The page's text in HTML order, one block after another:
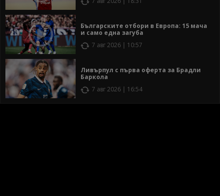
Българските отбори в Европа: 15 мача
и само една загуба
7 авг 2026 | 10:57
Ливърпул с първа оферта за Брадли
Баркола
7 авг 2026 | 16:54